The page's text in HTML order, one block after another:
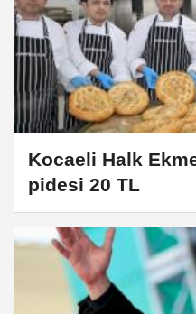
Kocaeli Halk
pidesi 20 TL